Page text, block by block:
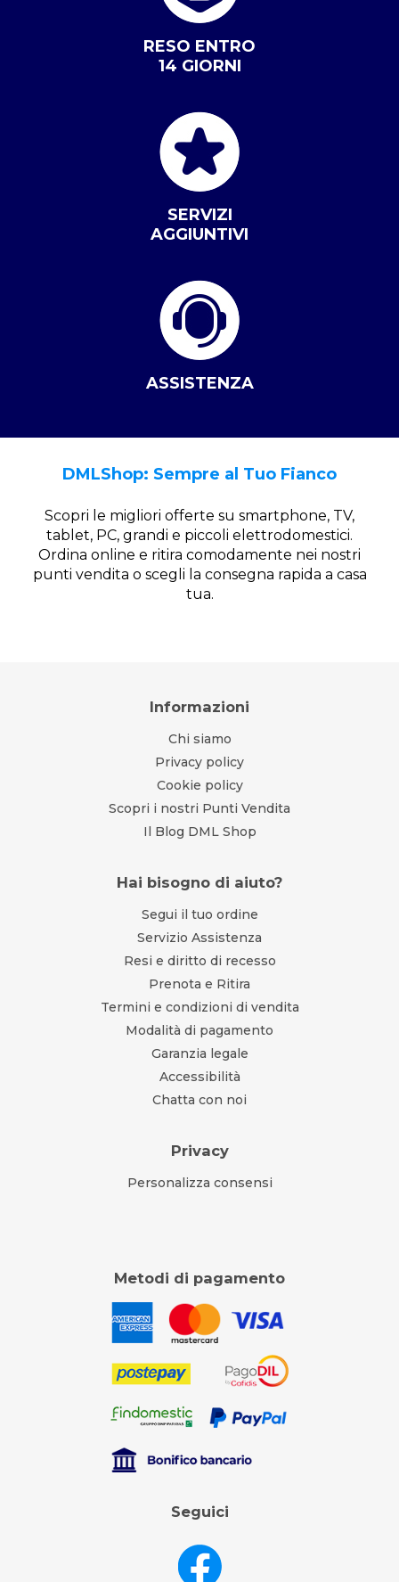
RESO ENTRO
14 GIORNI
SERVIZI
AGGIUNTIVI
ASSISTENZA
DMLShop: Sempre al Tuo Fianco
Scopri le migliori offerte su smartphone, TV,
tablet, PC, grandi e piccoli elettrodomestici.
Ordina online e ritira comodamente nei nostri
punti vendita o scegli la consegna rapida a casa
tua.
Informazioni
Chi siamo
Privacy policy
Cookie policy
Scopri i nostri Punti Vendita
Il Blog DML Shop
Hai bisogno di aiuto?
Segui il tuo ordine
Servizio Assistenza
Resi e diritto di recesso
Prenota e Ritira
Termini e condizioni di vendita
Modalità di pagamento
Garanzia legale
Accessibilità
Chatta con noi
Privacy
Personalizza consensi
Metodi di pagamento
Seguici